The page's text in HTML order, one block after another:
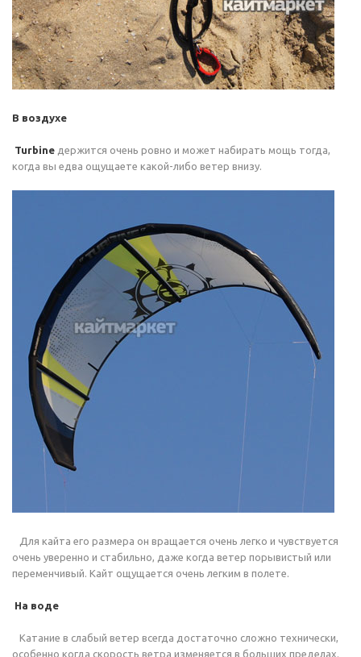
В воздухе
Turbine держится очень ровно и может набирать мощь тогда,
когда вы едва ощущаете какой-либо ветер внизу.
Для кайта его размера он вращается очень легко и чувствуется
очень уверенно и стабильно, даже когда ветер порывистый или
переменчивый. Кайт ощущается очень легким в полете.
На воде
Катание в слабый ветер всегда достаточно сложно технически,
особенно когда скорость ветра изменяется в больших пределах.